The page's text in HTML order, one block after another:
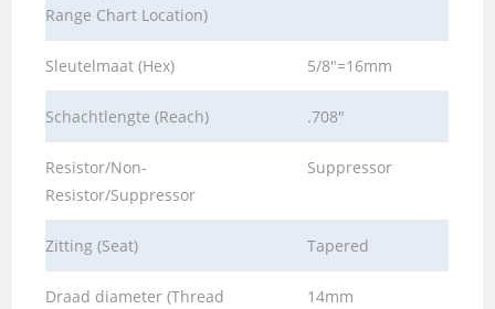
Range Chart Location)
Sleutelmaat (Hex) 5/8″=16mm
Schachtlengte (Reach) .708″
Resistor/Non-
Resistor/Suppressor
Suppressor
Zitting (Seat) Tapered
Draad diameter (Thread
14mm